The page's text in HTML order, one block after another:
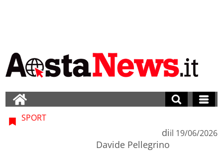
SPORT
di
Davide Pellegrino
il 19/06/2026